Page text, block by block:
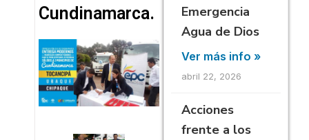
Cundinamarca.
Emergencia
Agua de Dios
Ver más info »
abril 22, 2026
Acciones
frente a los